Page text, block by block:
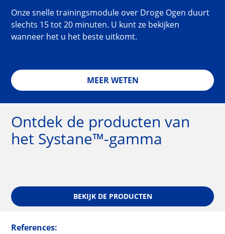
Onze snelle trainingsmodule over Droge Ogen duurt
slechts 15 tot 20 minuten. U kunt ze bekijken
wanneer het u het beste uitkomt.
MEER WETEN
Ontdek de producten van
het Systane™-gamma
BEKIJK DE PRODUCTEN
References: